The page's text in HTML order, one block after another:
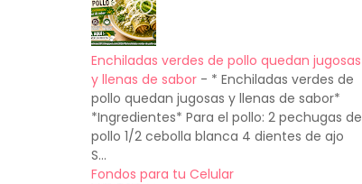
Enchiladas verdes de pollo quedan jugosas
y llenas de sabor - * Enchiladas verdes de
pollo quedan jugosas y llenas de sabor*
*Ingredientes* Para el pollo: 2 pechugas de
pollo 1/2 cebolla blanca 4 dientes de ajo
S...
Fondos para tu Celular